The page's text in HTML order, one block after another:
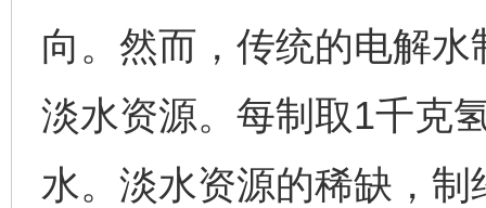
向。然而，传统的电解
淡水资源。每制取1千克
水。淡水资源的稀缺，